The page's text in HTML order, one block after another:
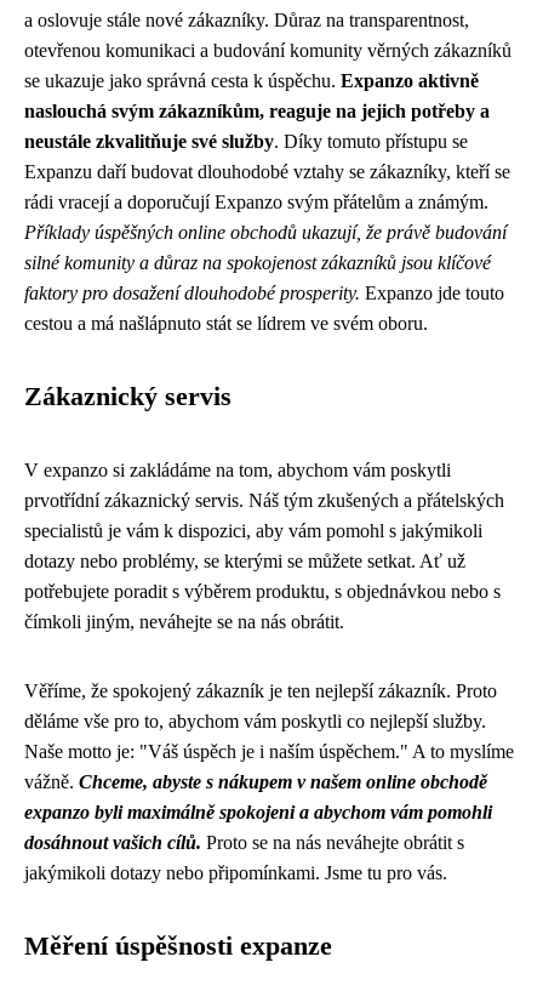
a oslovuje stále nové zákazníky. Důraz na transparentnost,
otevřenou komunikaci a budování komunity věrných zákazníků
se ukazuje jako správná cesta k úspěchu. Expanzo aktivně
naslouchá svým zákazníkům, reaguje na jejich potřeby a
neustále zkvalitňuje své služby. Díky tomuto přístupu se
Expanzu daří budovat dlouhodobé vztahy se zákazníky, kteří se
rádi vracejí a doporučují Expanzo svým přátelům a známým.
Příklady úspěšných online obchodů ukazují, že právě budování
silné komunity a důraz na spokojenost zákazníků jsou klíčové
faktory pro dosažení dlouhodobé prosperity. Expanzo jde touto
cestou a má našlápnuto stát se lídrem ve svém oboru.
Zákaznický servis
V expanzo si zakládáme na tom, abychom vám poskytli
prvotřídní zákaznický servis. Náš tým zkušených a přátelských
specialistů je vám k dispozici, aby vám pomohl s jakýmikoli
dotazy nebo problémy, se kterými se můžete setkat. Ať už
potřebujete poradit s výběrem produktu, s objednávkou nebo s
čímkoli jiným, neváhejte se na nás obrátit.
Věříme, že spokojený zákazník je ten nejlepší zákazník. Proto
děláme vše pro to, abychom vám poskytli co nejlepší služby.
Naše motto je: "Váš úspěch je i naším úspěchem." A to myslíme
vážně. Chceme, abyste s nákupem v našem online obchodě
expanzo byli maximálně spokojeni a abychom vám pomohli
dosáhnout vašich cílů. Proto se na nás neváhejte obrátit s
jakýmikoli dotazy nebo připomínkami. Jsme tu pro vás.
Měření úspěšnosti expanze